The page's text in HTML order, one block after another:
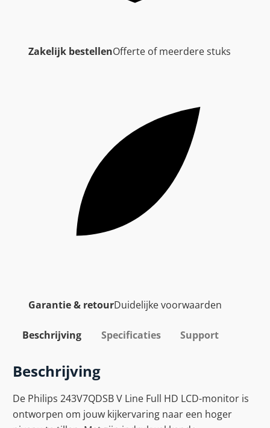
Zakelijk bestellenOfferte of meerdere stuks
Garantie & retourDuidelijke voorwaarden
Beschrijving Specificaties Support
Beschrijving
De Philips 243V7QDSB V Line Full HD LCD-monitor is
ontworpen om jouw kijkervaring naar een hoger